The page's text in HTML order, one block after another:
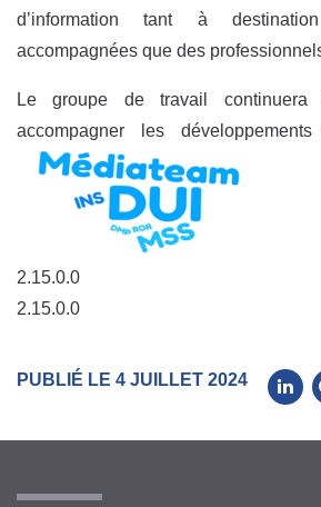
d’information tant à
accompagnées que des
Le groupe de travail
accompagner les
2.15.0.0
2.15.0.0
PUBLIÉ LE 4 JUILLET 2024